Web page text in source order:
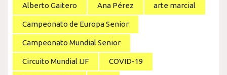
Alberto Gaitero Ana Pérez arte marcial
Campeonato de Europa Senior
Campeonato Mundial Senior
Circuito Mundial IJF COVID-19